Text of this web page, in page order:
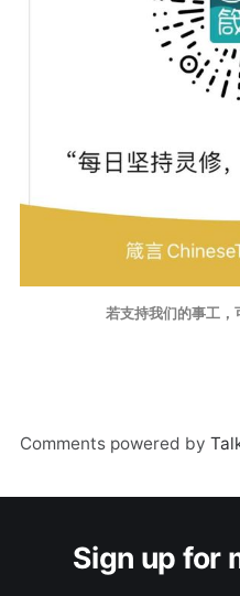
若支持我们的事工，
Comments powered by
Sign up for